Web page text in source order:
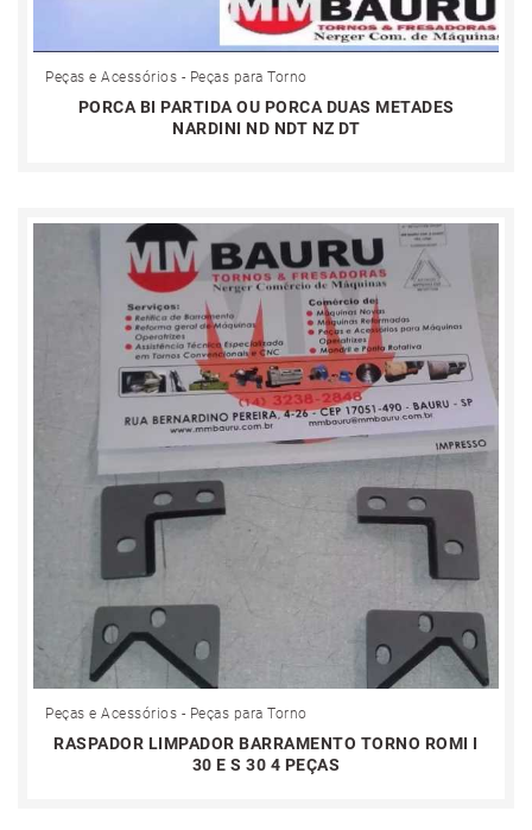
Peças e Acessórios - Peças para Torno
PORCA BI PARTIDA OU PORCA DUAS METADES
NARDINI ND NDT NZ DT
Peças e Acessórios - Peças para Torno
RASPADOR LIMPADOR BARRAMENTO TORNO ROMI I
30 E S 30 4 PEÇAS